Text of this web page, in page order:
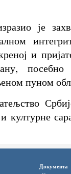
је
и
пуном
културне
Документа